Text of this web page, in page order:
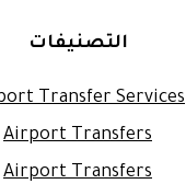
التصنيفات
Transfer Services
Airport Transfers
Airport Transfers